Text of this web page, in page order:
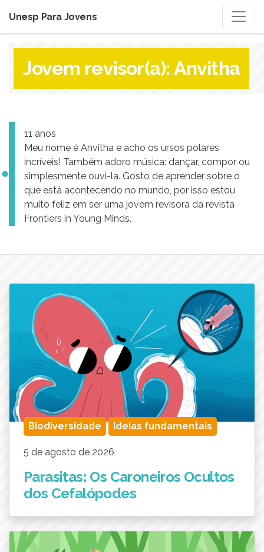
Unesp Para Jovens
Jovem revisor(a): Anvitha
11 anos
Meu nome é Anvitha e acho os ursos polares
incríveis! Também adoro música: dançar, compor ou
simplesmente ouvi-la. Gosto de aprender sobre o
que está acontecendo no mundo, por isso estou
muito feliz em ser uma jovem revisora ​​da revista
Frontiers in Young Minds.
Biodiversidade Ideias fundamentais
5 de agosto de 2026
Parasitas: Os Caroneiros Ocultos
dos Cefalópodes